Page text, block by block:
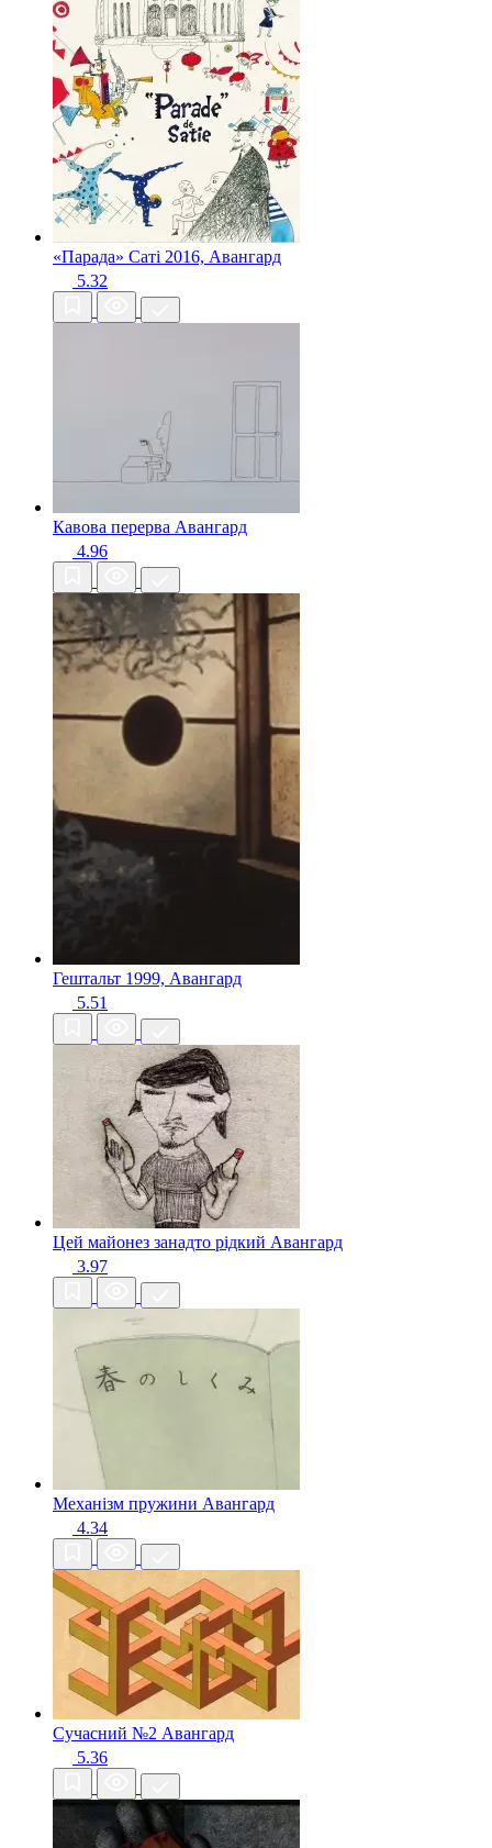
«Парада» Саті 2016, Авангард
5.32
Кавова перерва Авангард
4.96
Гештальт 1999, Авангард
5.51
Цей майонез занадто рідкий Авангард
3.97
Механізм пружини Авангард
4.34
Сучасний №2 Авангард
5.36